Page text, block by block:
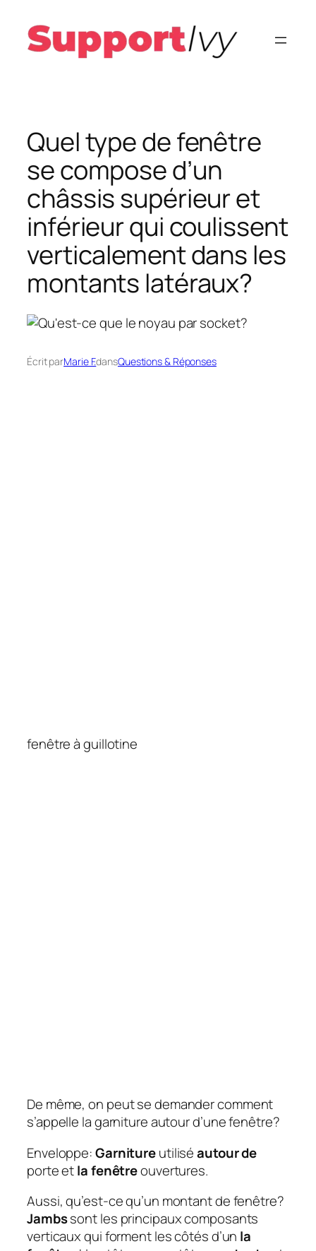
contenu
Quel type de fenêtre
se compose d’un
châssis supérieur et
inférieur qui coulissent
verticalement dans les
montants latéraux?
Écrit parMarie F.dansQuestions & Réponses
fenêtre à guillotine
De même, on peut se demander comment
s’appelle la garniture autour d’une fenêtre?
Enveloppe:Garnitureutiliséautour de
porte etla fenêtreouvertures.
Aussi, qu’est-ce qu’un montant de fenêtre?
Jambssont les principaux composants
verticaux qui forment les côtés d’un la